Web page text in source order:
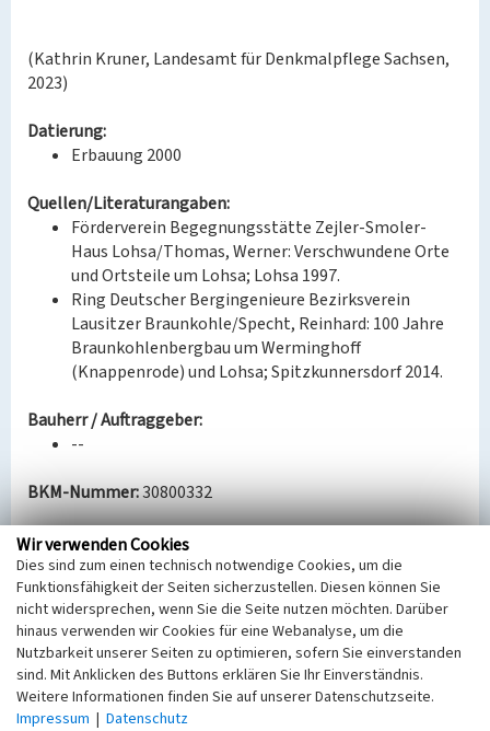
(Kathrin Kruner, Landesamt für Denkmalpflege Sachsen,
2023)
Datierung:
Erbauung 2000
Quellen/Literaturangaben:
Förderverein Begegnungsstätte Zejler-Smoler-
Haus Lohsa/Thomas, Werner: Verschwundene Orte
und Ortsteile um Lohsa; Lohsa 1997.
Ring Deutscher Bergingenieure Bezirksverein
Lausitzer Braunkohle/Specht, Reinhard: 100 Jahre
Braunkohlenbergbau um Werminghoff
(Knappenrode) und Lohsa; Spitzkunnersdorf 2014.
Bauherr / Auftraggeber:
--
BKM-Nummer:30800332
Gedenkstein für die devastierten Orte Ratzen,
Geißlitz und Kolpen
Schlagwörter
Gedenkstein Wüstung
Ort
Lohsa
Alternativer Ortsname
Wir verwenden Cookies
Dies sind zum einen technisch notwendige Cookies, um die
Funktionsfähigkeit der Seiten sicherzustellen. Diesen können Sie
nicht widersprechen, wenn Sie die Seite nutzen möchten. Darüber
hinaus verwenden wir Cookies für eine Webanalyse, um die
Nutzbarkeit unserer Seiten zu optimieren, sofern Sie einverstanden
sind. Mit Anklicken des Buttons erklären Sie Ihr Einverständnis.
Weitere Informationen finden Sie auf unserer Datenschutzseite.
Impressum | Datenschutz